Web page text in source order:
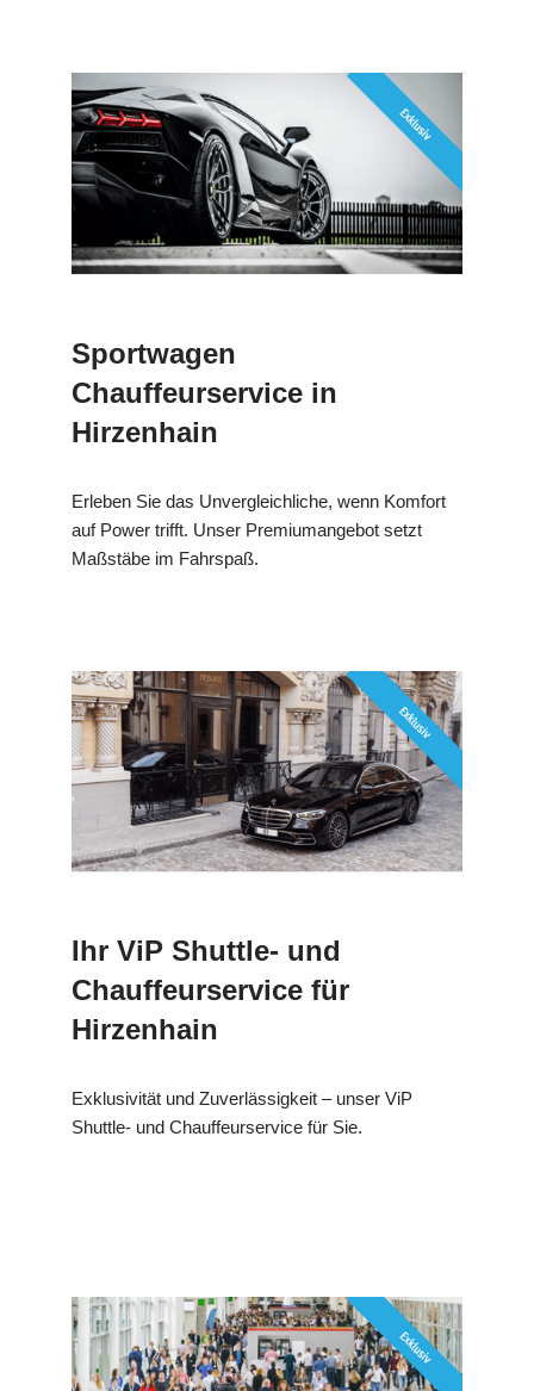
Sportwagen
Chauffeurservice in
Hirzenhain
Erleben Sie das Unvergleichliche, wenn Komfort
auf Power trifft. Unser Premiumangebot setzt
Maßstäbe im Fahrspaß.
Ihr ViP Shuttle- und
Chauffeurservice für
Hirzenhain
Exklusivität und Zuverlässigkeit – unser ViP
Shuttle- und Chauffeurservice für Sie.